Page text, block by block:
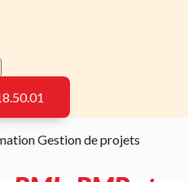
Gestion de projets